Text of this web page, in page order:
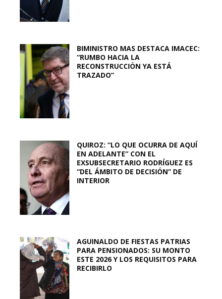
BIMINISTRO MAS DESTACA IMACEC:
“RUMBO HACIA LA
RECONSTRUCCIÓN YA ESTÁ
TRAZADO”
QUIROZ: “LO QUE OCURRA DE AQUÍ
EN ADELANTE” CON EL
EXSUBSECRETARIO RODRÍGUEZ ES
“DEL ÁMBITO DE DECISIÓN” DE
INTERIOR
AGUINALDO DE FIESTAS PATRIAS
PARA PENSIONADOS: SU MONTO
ESTE 2026 Y LOS REQUISITOS PARA
RECIBIRLO